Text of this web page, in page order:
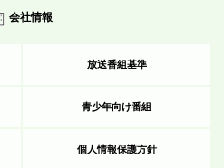
会社情報
放送番組基準
青少年向け番組
個人情報保護方針